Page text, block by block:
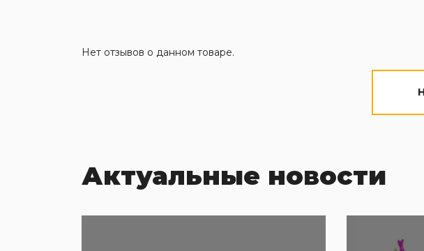
Нет отзывов о данном товаре.
Актуальные новости